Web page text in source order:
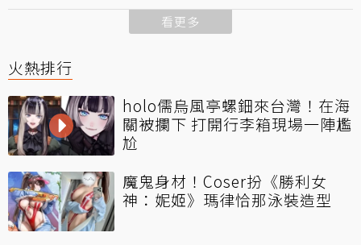
看更多
火熱排行
holo儒烏風亭螺鈿來台灣！在海
關被攔下 打開行李箱現場一陣尷
尬
魔鬼身材！Coser扮《勝利女
神：妮姬》瑪律恰那泳裝造型